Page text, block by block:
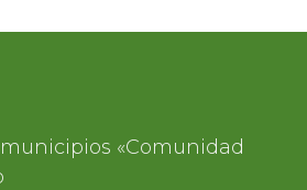
«Comunidad